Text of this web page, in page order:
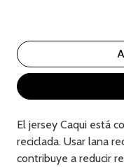
El jersey Caqui está
reciclada. Usar lana
contribuye a reducir